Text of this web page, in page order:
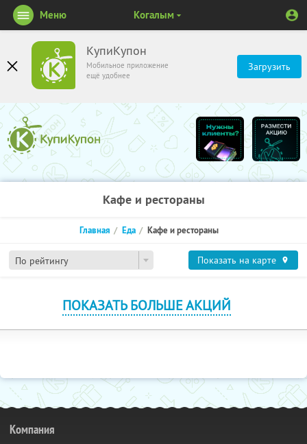
КупиКупон
Мобильное приложение
ещё удобнее
Загрузить
Меню Когалым
Кафе и рестораны
По рейтингу
Главная Еда Кафе и рестораны
Показать на карте
ПОКАЗАТЬ БОЛЬШЕ АКЦИЙ
Компания